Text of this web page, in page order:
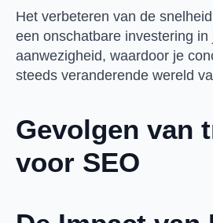
Het verbeteren van de
een onschatbare investering in
aanwezigheid, waardoor je
steeds veranderende wereld
Gevolgen van
voor SEO